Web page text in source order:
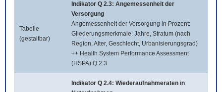
Tabelle
(gestaltbar)
Indikator Q 2.3: Angemessenheit der
Versorgung
Angemessenheit der Versorgung in Prozent:
Gliederungsmerkmale: Jahre, Stratum (nach
Region, Alter, Geschlecht, Urbanisierungsgrad)
++ Health System Performance Assessment
(HSPA) Q 2.3
Indikator Q 2.4: Wiederaufnahmeraten in